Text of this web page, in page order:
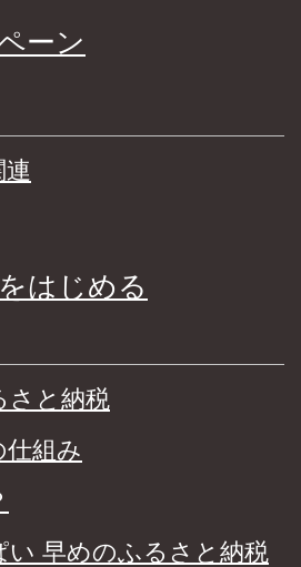
ーン
はじめる
さと納税
組み
い 早めのふるさと納税